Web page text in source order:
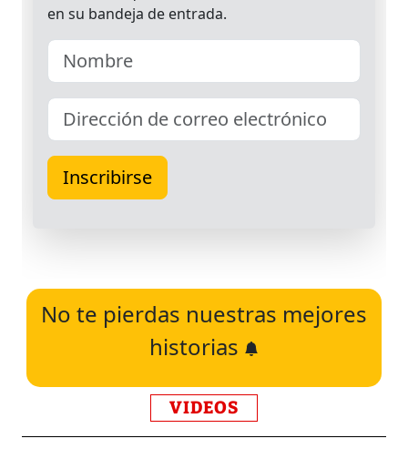
No te pierdas nuestras mejores
historias
VIDEOS